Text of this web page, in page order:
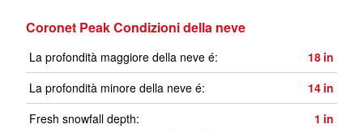
Coronet Peak Condizioni della neve
La profondità maggiore della neve é: 18 in
La profondità minore della neve é:
14 in
Fresh snowfall depth:
1 in